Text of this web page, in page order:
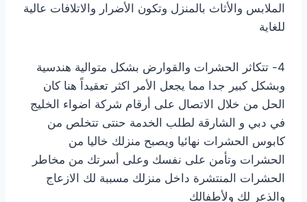
الملابس والأثاث بالمنزل وتكون الأضرار والاتلافات عالية
للغاية
4- تتكاثر الحشرات والقوارض بشكل متوالية هندسية
وبشكل كبير جدا مما يجعل الأمر اكثر تعقيداً هنا كان
الحل من خلال الاتصال على أرقام شركة اضواء الخليج
في دبي و الشارقة لطلب الخدمة حنتى تتخلص من
كابوس الحشرات نهائيا ويصبح منزلك خاليا من
الحشرات وتأمن على نفسك وعلى أسرتك من مخاطر
الحشرات المنتشرة داخل منزلك مسببة لك الازعاج
والذعر لك ولأطفالك